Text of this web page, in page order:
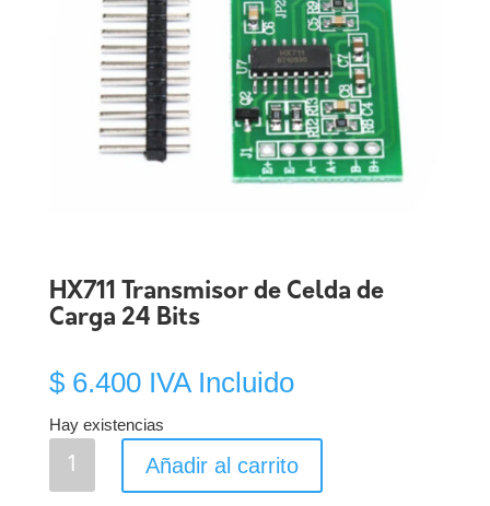
HX711 Transmisor de Celda de
Carga 24 Bits
$6.400 IVA Incluido
Hay existencias
HX711
Añadir al carrito